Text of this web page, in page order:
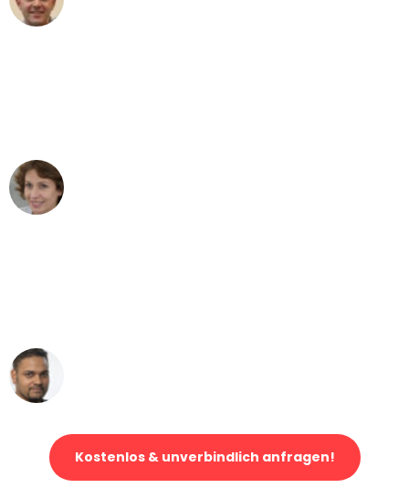
Kostenlos & unverbindlich anfragen!